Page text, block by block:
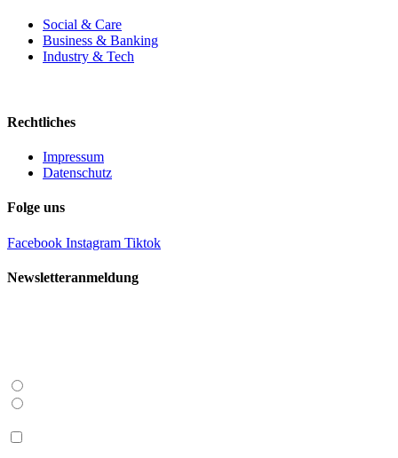
Social & Care
Business & Banking
Industry & Tech
Rechtliches
Impressum
Datenschutz
Folge uns
Facebook Instagram Tiktok
Newsletteranmeldung